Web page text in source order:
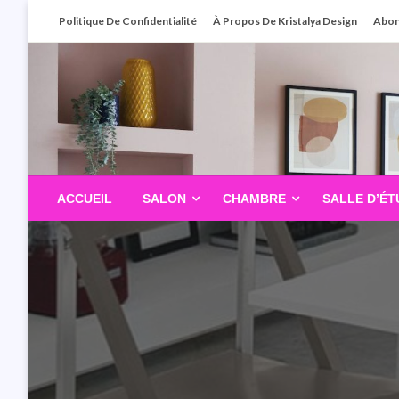
Politique De Confidentialité À Propos De Kristalya Design
ACCUEIL SALON CHAMBRE SALLE